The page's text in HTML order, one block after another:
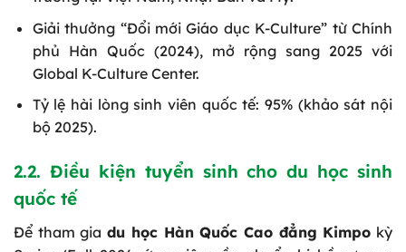
Giải thưởng “Đổi mới Giáo dục K-Culture” từ Chính
phủ Hàn Quốc (2024), mở rộng sang 2025 với
Global K-Culture Center.
Tỷ lệ hài lòng sinh viên quốc tế: 95% (khảo sát nội
bộ 2025).
2.2. Điều kiện tuyển sinh cho du học sinh
quốc tế
Để tham giadu học Hàn Quốc Cao đẳng Kimpo kỳ